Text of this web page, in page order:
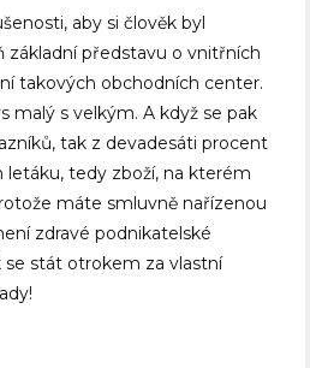
aby si člověk byl
základní představu o vnitřních
takových obchodních center.
malý s velkým. A když se pak
tak z devadesáti procent
letáku, tedy zboží, na kterém
máte smluvně nařízenou
zdravé podnikatelské
se stát otrokem za vlastní